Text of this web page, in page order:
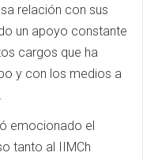
relación con sus
un apoyo constante
cargos que ha
y con los medios a
emocionado el
tanto al IIMCh